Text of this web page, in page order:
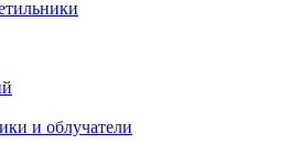
и облучатели